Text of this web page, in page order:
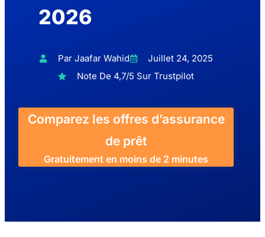
2026
Par Jaafar Wahid
Juillet 24, 2025
Note De 4,7/5 Sur Trustpilot
Comparez les offres d’assurance
de prêt
Gratuitement en moins de 2 minutes